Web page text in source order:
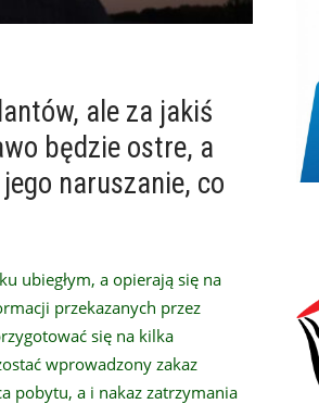
ale za jakiś
będzie ostre, a
naruszanie, co
ubiegłym, a opierają się na
przekazanych przez
się na kilka
wprowadzony zakaz
pobytu, a i nakaz zatrzymania